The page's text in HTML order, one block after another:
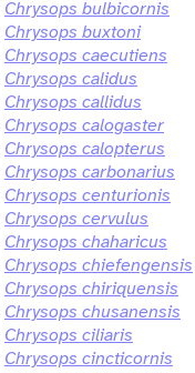
Chrysops bulbicornis
Chrysops buxtoni
Chrysops caecutiens
Chrysops calidus
Chrysops callidus
Chrysops calogaster
Chrysops calopterus
Chrysops carbonarius
Chrysops centurionis
Chrysops cervulus
Chrysops chaharicus
Chrysops chiefengensis
Chrysops chiriquensis
Chrysops chusanensis
Chrysops ciliaris
Chrysops cincticornis